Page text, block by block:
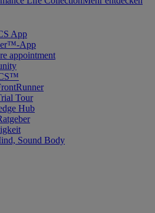
App
App
appointment
Tour
Hub
Sound Body